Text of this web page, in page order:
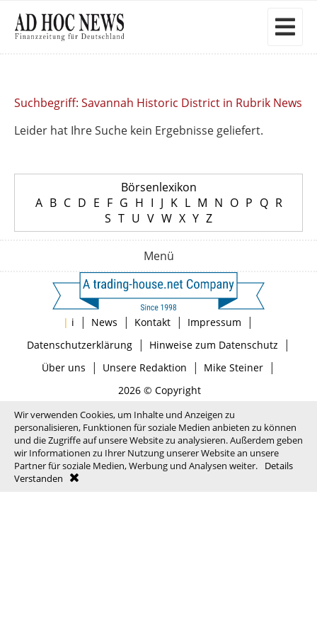
Suchbegriff: Savannah Historic District in Rubrik News
Leider hat Ihre Suche kein Ergebnisse geliefert.
Börsenlexikon
A B C D E F G H I J K L M N O P Q R
S T U V W X Y Z
Menü
| i | News | Kontakt | Impressum |
Datenschutzerklärung| Hinweise zum Datenschutz |
Über uns | Unsere Redaktion | Mike Steiner|
2026 © Copyright
Wir verwenden Cookies, um Inhalte und Anzeigen zu
personalisieren, Funktionen für soziale Medien anbieten zu können
und die Zugriffe auf unsere Website zu analysieren. Außerdem geben
wir Informationen zu Ihrer Nutzung unserer Website an unsere
Partner für soziale Medien, Werbung und Analysen weiter.
Details
Verstanden